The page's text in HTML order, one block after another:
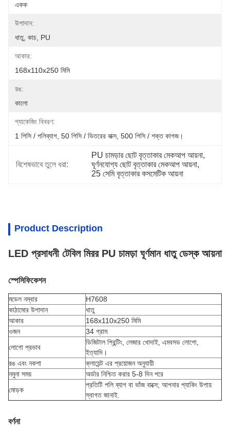
একক
উপাদান:
ধাতু, কাচ, PU
আকার:
168x110x250 মিমি
রঙ:
কালো
প্যাকেজিং বিবরণ:
1 পিসি / পলিব্যাগ, 50 পিসি / ভিতরের বাক্স, 500 পিসি / শক্ত কাগজ।
বিশেষভাবে তুলে ধরা:
PU চামড়ার ছোট বৃত্তাকার মেকআপ আয়না,
ঘূর্ণনযোগ্য ছোট বৃত্তাকার মেকআপ আয়না,
25 সেমি বৃত্তাকার কসমেটিক আয়না
Product Description
LED প্রসাধনী টেবিল মিরর PU চামড়া ঘূর্ণমান ধাতু ডেস্ক আয়না
স্পেসিফিকেশন
মডেল নম্বার
H7608
কাঠামোর উপাদান
ধাতু
আকার
168x110x250 মিমি
ওজন
34 গ্রাম
লোগো প্রভাব
ডিজিটাল প্রিন্টিং, লেজার খোদাই, এমবসড লোগো,
ইত্যাদি।
রঙ এবং নকশা
ক্লায়েন্ট এর প্রয়োজন অনুযায়ী
নমুনা সময়
অর্ডার নিশ্চিত করার 5-8 দিন পরে
মোড়ক
প্রতিটি পলি ব্যাগ বা ভাঁজ বাক্সে; আপনার প্যাকিং উপায়
স্বাগত জানাই.
বর্ণনা